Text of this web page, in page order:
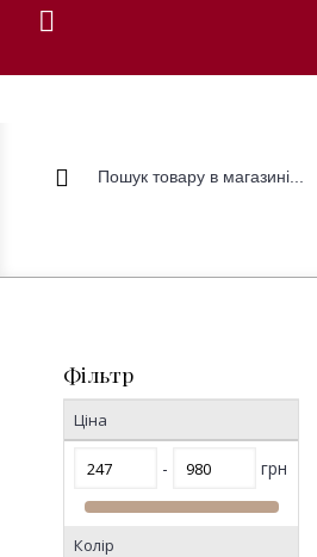
Фільтр
Ціна
- грн
Колір